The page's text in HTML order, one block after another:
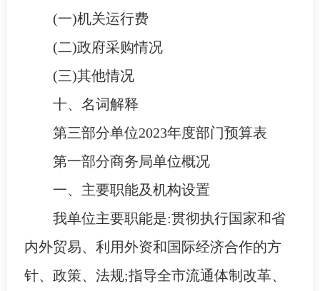
(一)机关运行费
(二)政府采购情况
(三)其他情况
十、名词解释
第三部分单位2023年度部门预算表
第一部分商务局单位概况
一、主要职能及机构设置
我单位主要职能是:贯彻执行国家和省
内外贸易、利用外资和国际经济合作的方
针、政策、法规;指导全市流通体制改革、